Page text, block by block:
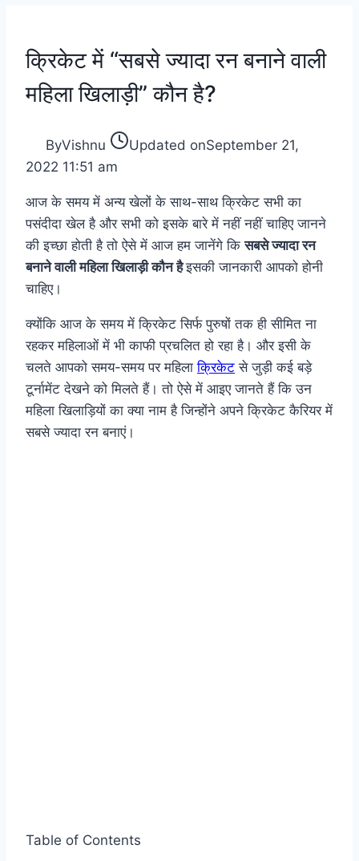
क्रिकेट में “सबसे ज्यादा रन बनाने वाली
महिला खिलाड़ी” कौन है?
ByVishnu Updated onSeptember 21,
2022 11:51 am
आज के समय में अन्य खेलों के साथ-साथ क्रिकेट सभी का
पसंदीदा खेल है और सभी को इसके बारे में नहीं नहीं चाहिए जानने
की इच्छा होती है तो ऐसे में आज हम जानेंगे किसबसे ज्यादा रन
बनाने वाली महिला खिलाड़ी कौन हैइसकी जानकारी आपको होनी
चाहिए।
क्योंकि आज के समय में क्रिकेट सिर्फ पुरुषों तक ही सीमित ना
रहकर महिलाओं में भी काफी प्रचलित हो रहा है। और इसी के
चलते आपको समय-समय पर महिलाक्रिकेट से जुड़ी कई बड़े
टूर्नामेंट देखने को मिलते हैं। तो ऐसे में आइए जानते हैं कि उन
महिला खिलाड़ियों का क्या नाम है जिन्होंने अपने क्रिकेट कैरियर में
सबसे ज्यादा रन बनाएं।
Table of Contents